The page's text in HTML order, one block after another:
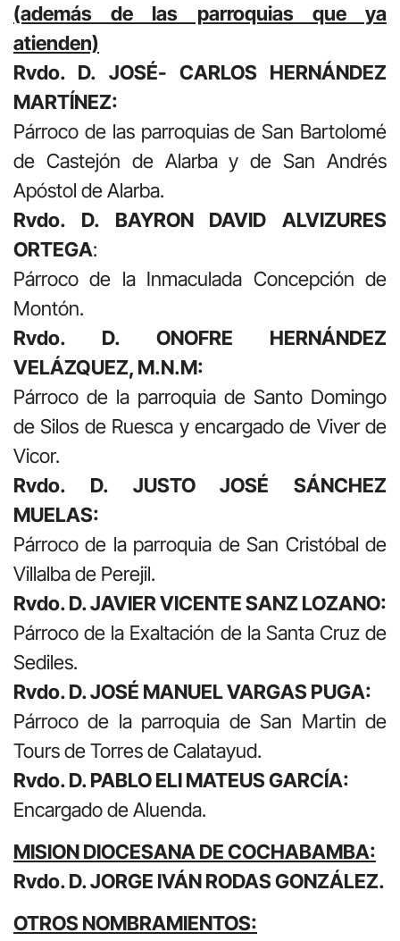
(además de las parroquias que ya
atienden)
Rvdo. D. JOSÉ- CARLOS HERNÁNDEZ
MARTÍNEZ:
Párroco de las parroquias de San Bartolomé
de Castejón de Alarba y de San Andrés
Apóstol de Alarba.
Rvdo. D. BAYRON DAVID ALVIZURES
ORTEGA:
Párroco de la Inmaculada Concepción de
Montón.
Rvdo. D. ONOFRE HERNÁNDEZ
VELÁZQUEZ, M.N.M:
Párroco de la parroquia de Santo Domingo
de Silos de Ruesca y encargado de Viver de
Vicor.
Rvdo. D. JUSTO JOSÉ SÁNCHEZ
MUELAS:
Párroco de la parroquia de San Cristóbal de
Villalba de Perejil.
Rvdo. D. JAVIER VICENTE SANZ LOZANO:
Párroco de la Exaltación de la Santa Cruz de
Sediles.
Rvdo. D. JOSÉ MANUEL VARGAS PUGA:
Párroco de la parroquia de San Martin de
Tours de Torres de Calatayud.
Rvdo. D. PABLO ELI MATEUS GARCÍA:
Encargado de Aluenda.
MISION DIOCESANA DE COCHABAMBA:
Rvdo. D. JORGE IVÁN RODAS GONZÁLEZ.
OTROS NOMBRAMIENTOS: